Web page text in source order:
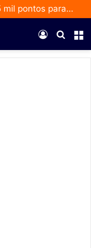
Anápolis inicia vistoria de 5 mil pontos para ampliar uso do Método Wolbachia
por
Entrar